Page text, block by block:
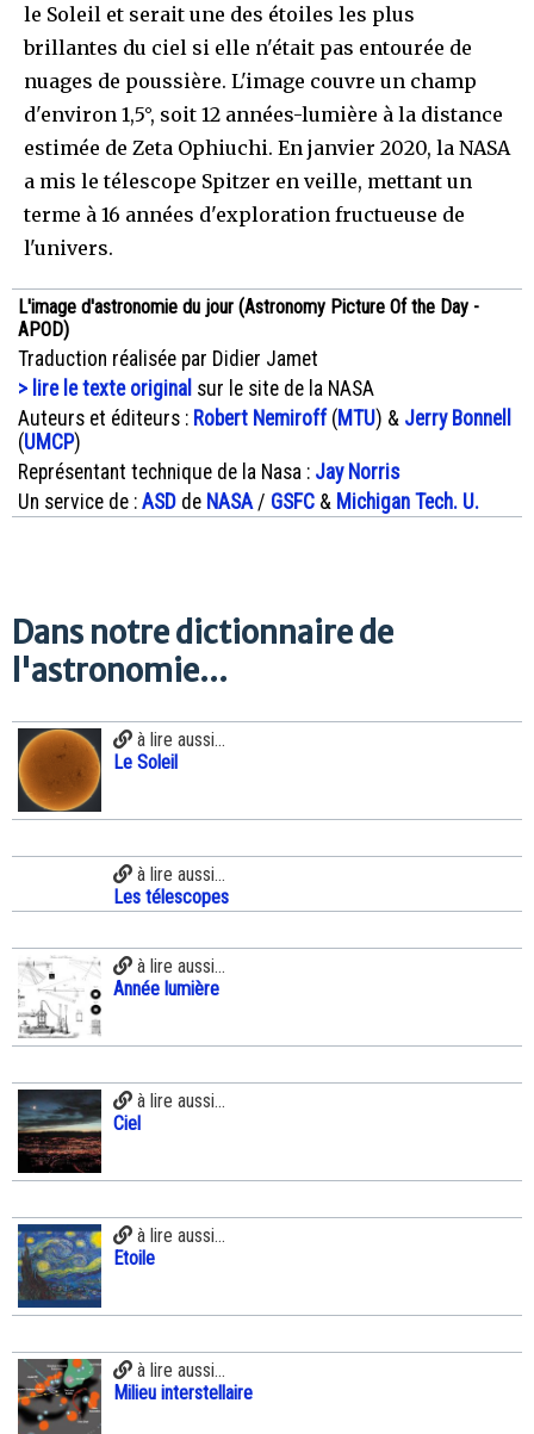
le Soleil et serait une des étoiles les plus
brillantes du ciel si elle n'était pas entourée de
nuages de poussière. L'image couvre un champ
d'environ 1,5°, soit 12 années-lumière à la distance
estimée de Zeta Ophiuchi. En janvier 2020, la NASA
a mis le télescope Spitzer en veille, mettant un
terme à 16 années d'exploration fructueuse de
l'univers.
L'image d'astronomie du jour (Astronomy Picture Of the Day -
APOD)
Traduction réalisée par Didier Jamet
> lire le texte original sur le site de la NASA
Auteurs et éditeurs : Robert Nemiroff(MTU) & Jerry Bonnell
(UMCP)
Représentant technique de la Nasa : Jay Norris
Un service de : ASD de NASA / GSFC & Michigan Tech. U.
Dans notre dictionnaire de
l'astronomie...
à lire aussi...
Le Soleil
à lire aussi...
Les télescopes
à lire aussi...
Année lumière
à lire aussi...
Ciel
à lire aussi...
Etoile
à lire aussi...
Milieu interstellaire